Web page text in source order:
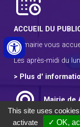
ACCUEIL DU
La mairie vous
Les après-midi du
> Plus d'
Mairie de
12 rue
67 120
This site uses
activate
✓ OK,